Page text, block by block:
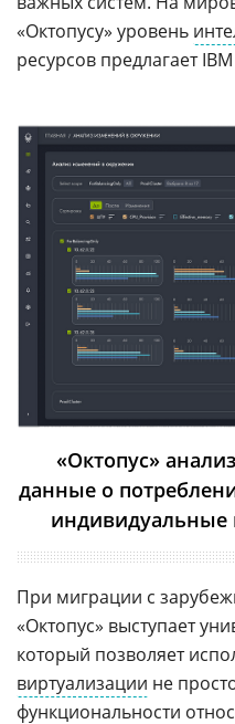
«Октопусу» уровень
ресурсов предлагает
«Октопус»
данные о
индивидуальные
При миграции с
«Октопус» выступает
который позволяет
виртуализации не
функциональности